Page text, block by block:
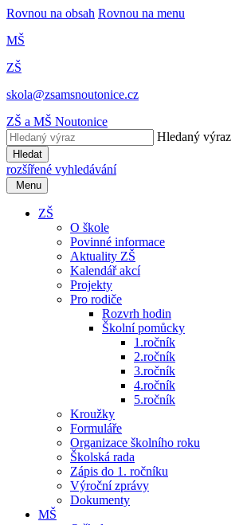
Rovnou na obsah Rovnou na menu
MŠ
ZŠ
skola@zsamsnoutonice.cz
ZŠ a MŠ Noutonice
Hledaný výraz
Hledat
rozšířené vyhledávání
Menu
ZŠ
O škole
Povinné informace
Aktuality ZŠ
Kalendář akcí
Projekty
Pro rodiče
Rozvrh hodin
Školní pomůcky
1.ročník
2.ročník
3.ročník
4.ročník
5.ročník
Kroužky
Formuláře
Organizace školního roku
Školská rada
Zápis do 1. ročníku
Výroční zprávy
Dokumenty
MŠ